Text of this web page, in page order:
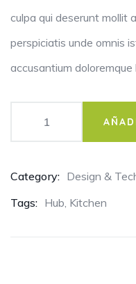
culpa qui deserunt mollit
perspiciatis unde omnis
accusantium doloremque
Category: Design &
Tags: Hub, Kitchen